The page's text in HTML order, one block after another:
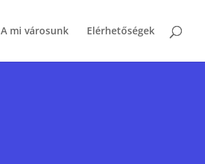
A mi városunk Elérhetőségek